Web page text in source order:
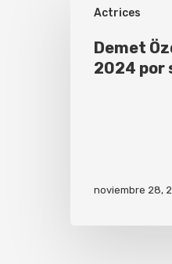
Actrices
Demet
2024 por
noviembre 28,